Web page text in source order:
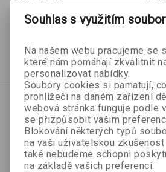
Vyprodáno
Souhlas s využitím
Na našem webu pracujeme se
které nám pomáhají zkvalitnit
personalizovat nabídky.
Soubory cookies si pamatují,
prohlížeči na daném zařízení
webová stránka funguje podle
se přizpůsobit vašim
Blokování některých typů
na vaši uživatelskou
také nebudeme schopni
na základě vašich preferencí.